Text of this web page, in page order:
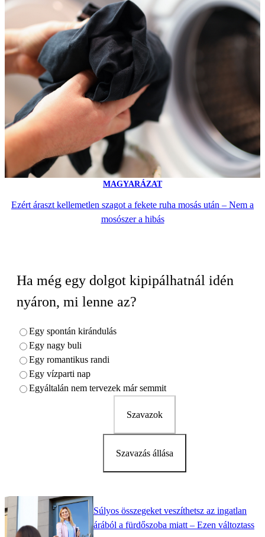
MAGYARÁZAT
Ezért áraszt kellemetlen szagot a fekete ruha mosás után – Nem a
mosószer a hibás
Ha még egy dolgot kipipálhatnál idén
nyáron, mi lenne az?
Egy spontán kirándulás
Egy nagy buli
Egy romantikus randi
Egy vízparti nap
Egyáltalán nem tervezek már semmit
Szavazok
Szavazás állása
Súlyos összegeket veszíthetsz az ingatlan
árából a fürdőszoba miatt – Ezen változtass